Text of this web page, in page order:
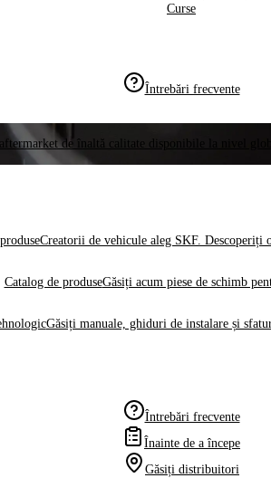
Curse
Întrebări frecvente
de înaltă calitate disponibile la nivel
Creatorii de vehicule aleg SKF. Descoperiți
Catalog de produseGăsiți acum piese de schimb
Găsiți manuale, ghiduri de instalare și
Întrebări frecvente
Înainte de a începe
Găsiți distribuitori